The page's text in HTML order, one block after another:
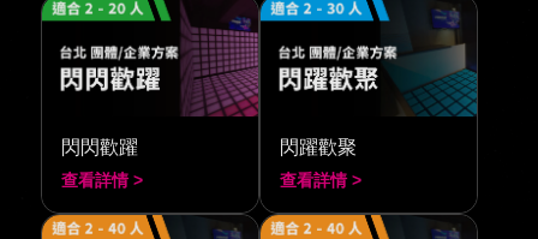
閃閃歡躍
查看詳情 >
閃躍歡聚
查看詳情 >